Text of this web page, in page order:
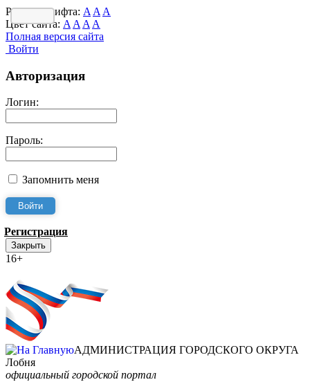
Размер шрифта: A A A
Цвет сайта: A A A A
Полная версия сайта
Войти
Авторизация
Логин:
Пароль:
Запомнить меня
Регистрация
Закрыть
16+
АДМИНИСТРАЦИЯ ГОРОДСКОГО ОКРУГА
Лобня
официальный городской портал